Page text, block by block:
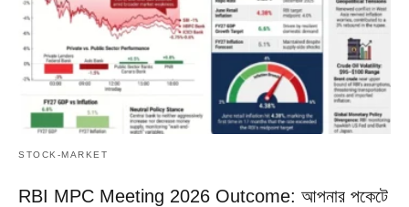
STOCK-MARKET
RBI MPC Meeting 2026 Outcome: আপনার পকেটে